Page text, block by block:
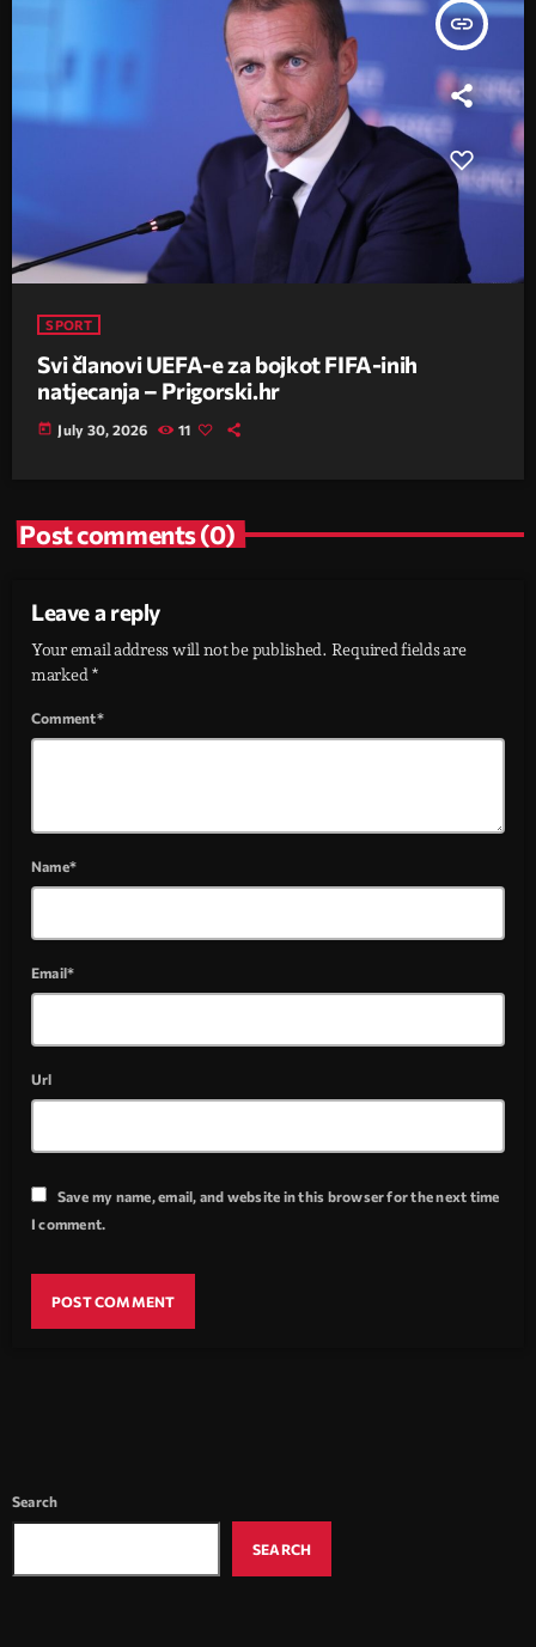
insert_link
SPORT
Svi članovi UEFA-e za bojkot FIFA-inih
natjecanja – Prigorski.hr
today July 30, 2026 11
Post comments (0)
Leave a reply
Your email address will not be published. Required fields are
marked *
Comment*
Name*
Email*
Url
Save my name, email, and website in this browser for the next time
I comment.
Search
SEARCH